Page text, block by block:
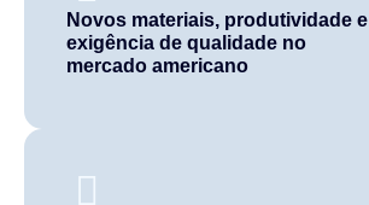
Novos materiais, produtividade e
exigência de qualidade no
mercado americano